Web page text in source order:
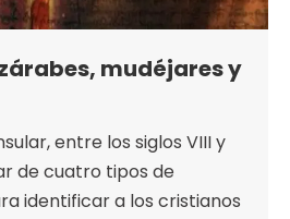
mudéjares y
entre los siglos VIII y
de cuatro tipos de
identificar a los cristianos